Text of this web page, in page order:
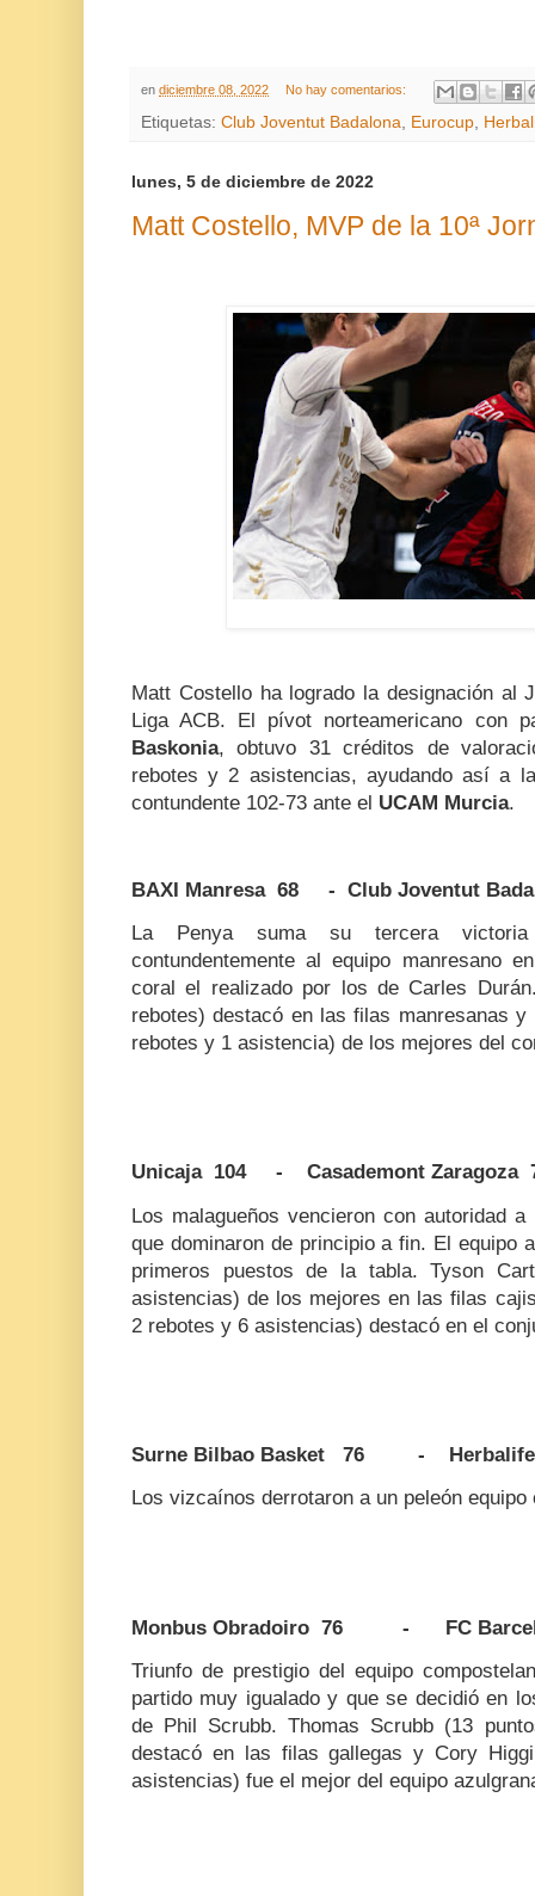
en diciembre 08, 2022 No hay comentarios:
Etiquetas: Club Joventut Badalona Eurocup
lunes, 5 de diciembre de 2022
Matt Costello, MVP de la 10ª
Matt Costello ha logrado la designación al
Liga ACB. El pívot norteamericano con
Baskonia, obtuvo 31 créditos de
rebotes y 2 asistencias, ayudando así a
contundente 102-73 ante el UCAM Murcia.
BAXI Manresa 68 - Club Joventut
La Penya suma su tercera victoria
contundentemente al equipo manresano
coral el realizado por los de Carles
rebotes) destacó en las filas manresanas
rebotes y 1 asistencia) de los mejores del
Unicaja 104 - Casademont Zaragoza
Los malagueños vencieron con autoridad
que dominaron de principio a fin. El equipo
primeros puestos de la tabla. Tyson
asistencias) de los mejores en las filas
2 rebotes y 6 asistencias) destacó en el
Surne Bilbao Basket 76 - Herbalife
Los vizcaínos derrotaron a un peleón equipo
Monbus Obradoiro 76 - FC
Triunfo de prestigio del equipo
partido muy igualado y que se decidió en
de Phil Scrubb. Thomas Scrubb (13
destacó en las filas gallegas y Cory
asistencias) fue el mejor del equipo